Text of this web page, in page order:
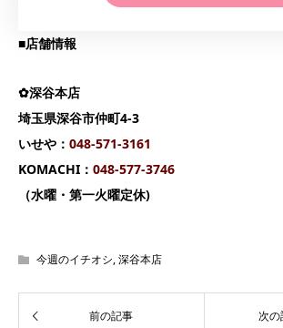
■店舗情報
✿深谷本店
埼玉県深谷市仲町4-3
いせや： 048-571-3161
KOMACHI： 048-577-3746
（水曜・第一火曜定休)
今週のイチオシ,深谷本店